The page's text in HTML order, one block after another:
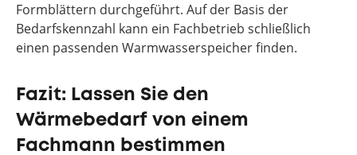
Formblättern durchgeführt. Auf der Basis der
Bedarfskennzahl kann ein Fachbetrieb schließlich
einen passenden Warmwasserspeicher finden.
Fazit: Lassen Sie den
Wärmebedarf von einem
Fachmann bestimmen